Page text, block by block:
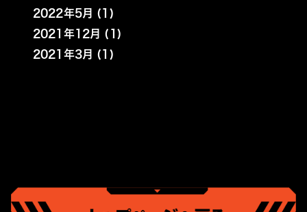
2022年5月 (1)
2021年12月 (1)
2021年3月 (1)